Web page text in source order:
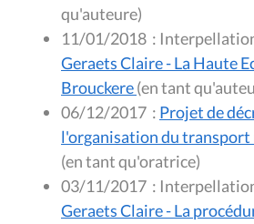
qu'auteure)
11/01/2018 :
Geraets Claire - La Haute
Brouckere
(en tant
06/12/2017 : Projet de
l'organisation du
(en tant qu'oratrice)
03/11/2017 :
Geraets Claire - La